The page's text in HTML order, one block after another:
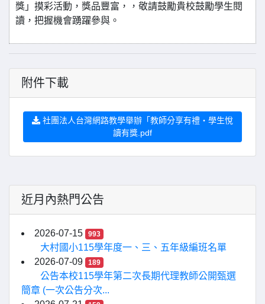
獎」摸彩活動，獎品豐富，，敬請鼓勵貴校鼓勵學生閱
讀，把握機會踴躍參與。
附件下載
社團法人台灣網路教學舉辦「教師分享有禮‧學生悅
讀有獎.pdf
近月內熱門公告
2026-07-15 993
大村國小115學年度一、三、五年級編班名單
2026-07-09
189
公告本校115學年第二次長期代理教師公開甄選
簡章 (一次公告分次...